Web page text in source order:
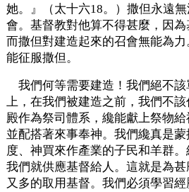
她。』（太十六18。）撒但永遠
會。基督教對他算不得甚麼，因
而撒但對建造起來的召會無能為
能征服撒但。
我們何等需要建造！我們絕不
上，在我們被建造之前，我們不
殿作為祭司體系，纔能獻上祭物
並配搭著來事奉神。我們纔真是
度、神買來作產業的子民和羊群。
我們就供應基督給人。這就是為
又多的取用基督。我們必須學習